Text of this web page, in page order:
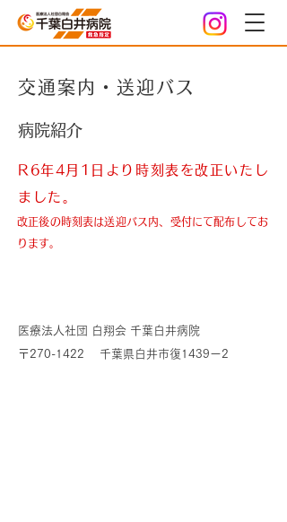
交通案内・送迎バス
病院紹介
R6年4月1日より時刻表を改正いたし
ました。
改正後の時刻表は送迎バス内、受付にて配布してお
ります。
医療法人社団 白翔会 千葉白井病院
〒270-1422 千葉県白井市復1439ー2